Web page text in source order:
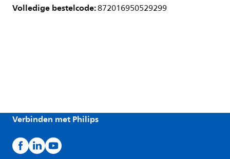
Volledige bestelcode:872016950529299
Verbinden met Philips